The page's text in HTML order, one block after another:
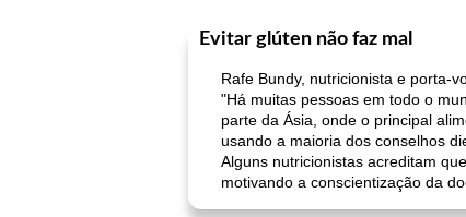
Evitar glúten não faz mal
Rafe Bundy, nutricionista e porta-
"Há muitas pessoas em todo o
parte da Ásia, onde o principal
usando a maioria dos conselhos
Alguns nutricionistas acreditam
motivando a conscientização da